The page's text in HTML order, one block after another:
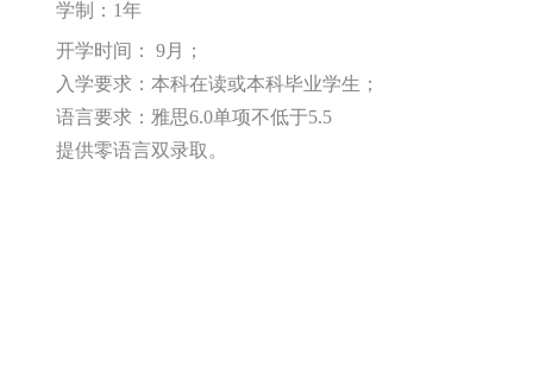
学制：1年
开学时间： 9月；
入学要求：本科在读或本科毕业学生；
语言要求：雅思6.0单项不低于5.5
提供零语言双录取。